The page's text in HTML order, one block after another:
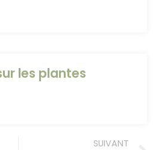
les plantes
SUIVANT